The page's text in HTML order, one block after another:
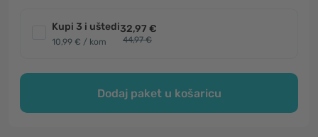
Kupi 3 i uštedi
10,99 € / kom
32,97 €
44,97 €
Dodaj paket u košaricu